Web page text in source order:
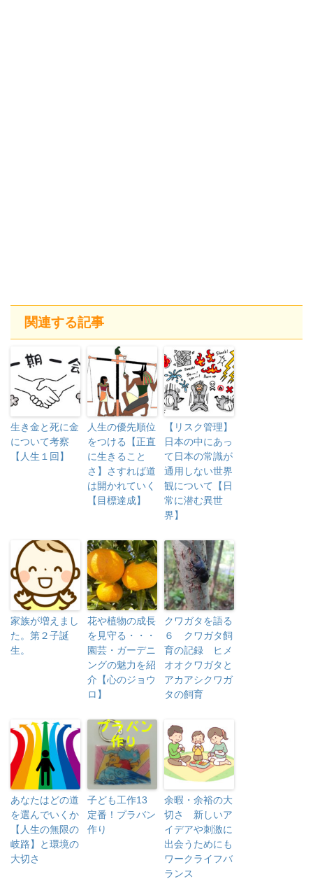
関連する記事
生き金と死に金
について考察
【人生１回】
人生の優先順位
をつける【正直
に生きること
さ】さすれば道
は開かれていく
【目標達成】
【リスク管理】
日本の中にあっ
て日本の常識が
通用しない世界
観について【日
常に潜む異世
界】
家族が増えまし
た。第２子誕
生。
花や植物の成長
を見守る・・・
園芸・ガーデニ
ングの魅力を紹
介【心のジョウ
ロ】
クワガタを語る
６ クワガタ飼
育の記録 ヒメ
オオクワガタと
アカアシクワガ
タの飼育
あなたはどの道
を選んでいくか
【人生の無限の
岐路】と環境の
大切さ
子ども工作13
定番！プラバン
作り
余暇・余裕の大
切さ 新しいア
イデアや刺激に
出会うためにも
ワークライフバ
ランス